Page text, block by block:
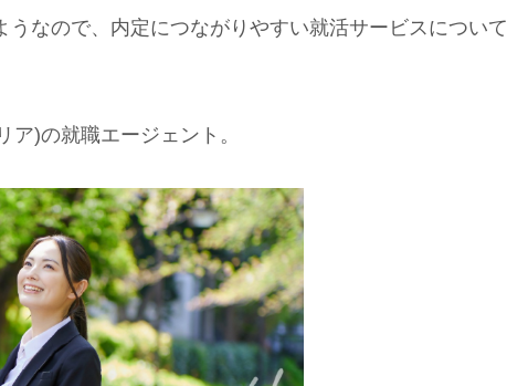
なので、内定につながりやすい就活サービスについて
ア)の就職エージェント。